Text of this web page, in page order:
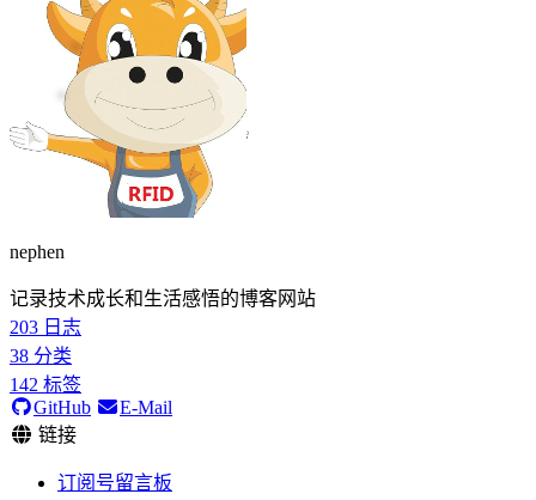
nephen
记录技术成长和生活感悟的博客网站
203 日志
38 分类
142 标签
GitHub
E-Mail
链接
订阅号留言板